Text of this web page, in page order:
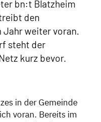
bn:t Blatzheim
den
Jahr weiter voran.
steht der
kurz bevor.
in der Gemeinde
voran. Bereits im